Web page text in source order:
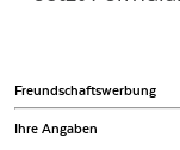
Freundschaftswerbung
Ihre Angaben